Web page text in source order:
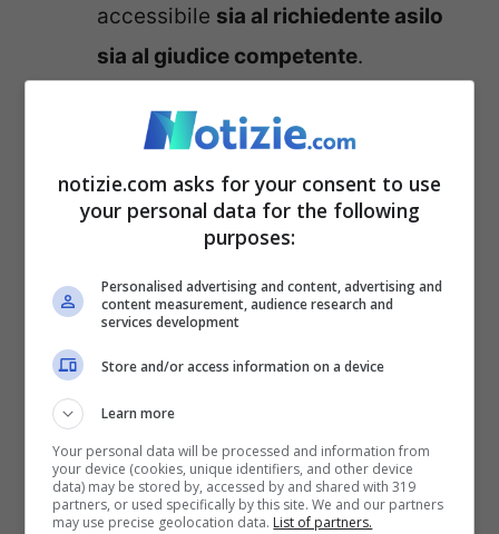
accessibile sia al richiedente asilo
sia al giudice competente.
Paesi sicuri: le decisioni della Corte Ue punto per punto
(Ansa Foto) – notizie.com
notizie.com asks for your consent to use
your personal data for the following
purposes:
Personalised advertising and content, advertising and
content measurement, audience research and
services development
Store and/or access information on a device
Learn more
Your personal data will be processed and information from
your device (cookies, unique identifiers, and other device
data) may be stored by, accessed by and shared with 319
partners, or used specifically by this site. We and our partners
may use precise geolocation data. List of partners.